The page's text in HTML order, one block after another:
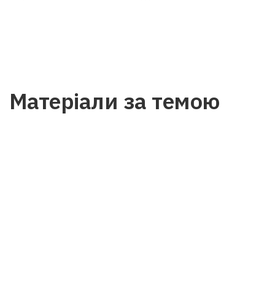
Матеріали за темою